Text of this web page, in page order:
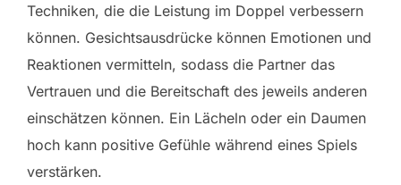
Techniken, die die Leistung im Doppel verbessern
können. Gesichtsausdrücke können Emotionen und
Reaktionen vermitteln, sodass die Partner das
Vertrauen und die Bereitschaft des jeweils anderen
einschätzen können. Ein Lächeln oder ein Daumen
hoch kann positive Gefühle während eines Spiels
verstärken.